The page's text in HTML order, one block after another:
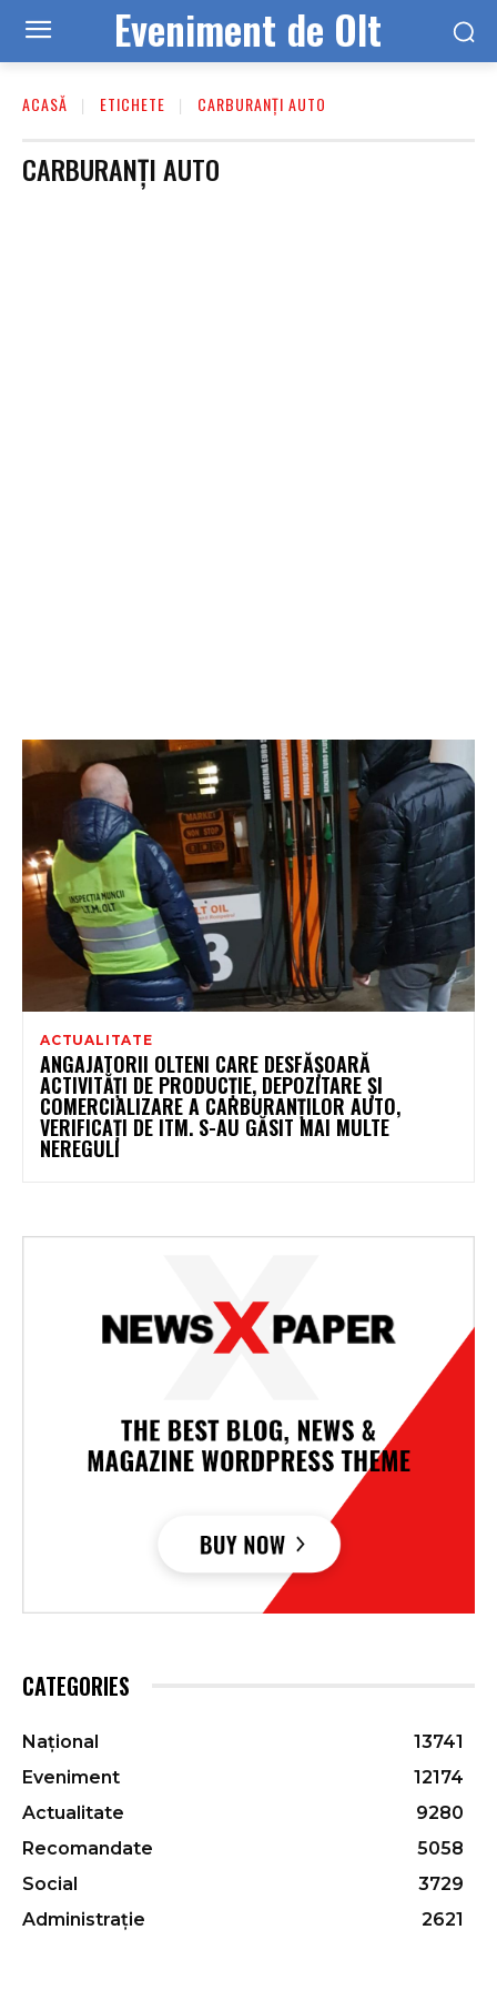
Eveniment de Olt
ACASĂ ETICHETE CARBURANȚI AUTO
CARBURANȚI AUTO
ACTUALITATE
ANGAJATORII OLTENI CARE DESFĂȘOARĂ
ACTIVITĂȚI DE PRODUCȚIE, DEPOZITARE ȘI
COMERCIALIZARE A CARBURANȚILOR AUTO,
VERIFICAȚI DE ITM. S-AU GĂSIT MAI MULTE
NEREGULI
CATEGORIES
Național
13741
Eveniment
12174
Actualitate
9280
Recomandate
5058
Social
3729
Administrație
2621